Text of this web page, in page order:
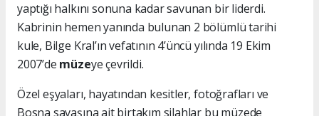
yaptığı halkını sonuna kadar savunan bir liderdi.
Kabrinin hemen yanında bulunan 2 bölümlü tarihi
kule, Bilge Kral’ın vefatının 4’üncü yılında 19 Ekim
2007’de müzeye çevrildi.
Özel eşyaları, hayatından kesitler, fotoğrafları ve
Bosna savaşına ait birtakım silahlar bu müzede